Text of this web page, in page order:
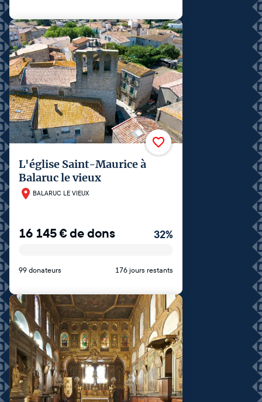
L'église Saint-Maurice à
Balaruc le vieux
BALARUC LE VIEUX
16 145€de dons 32%
99 donateurs 176 jours restants